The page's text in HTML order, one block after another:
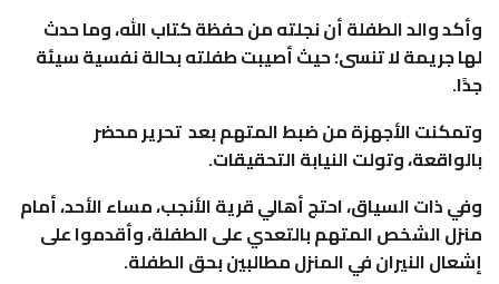
وأكد والد الطفلة أن نجلته من حفظة كتاب الله، وما حدث
لها جريمة لا تنسى؛ حيث أصيبت طفلته بحالة نفسية سيئة
جدًا.
وتمكنت الأجهزة من ضبط المتهم بعد تحرير محضر
بالواقعة، وتولت النيابة التحقيقات.
وفي ذات السياق، احتج أهالي قرية الأنجب، مساء الأحد، أمام
منزل الشخص المتهم بالتعدي على الطفلة، وأقدموا على
إشعال النيران في المنزل مطالبين بحق الطفلة.